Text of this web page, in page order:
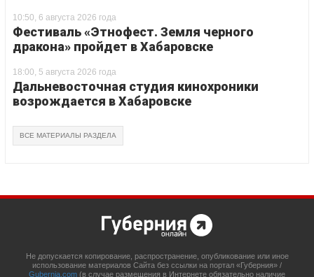
10:50, 6 августа 2026 года
Фестиваль «Этнофест. Земля черного
дракона» пройдет в Хабаровске
18:00, 5 августа 2026 года
Дальневосточная студия кинохроники
возрождается в Хабаровске
ВСЕ МАТЕРИАЛЫ РАЗДЕЛА
Не допускается копирование, распространение, опубликование или иное
использование материалов Сайта без ссылки на портал «Губерния» /
Gubernia.com (в случае размещения в Интернете обязательно наличие